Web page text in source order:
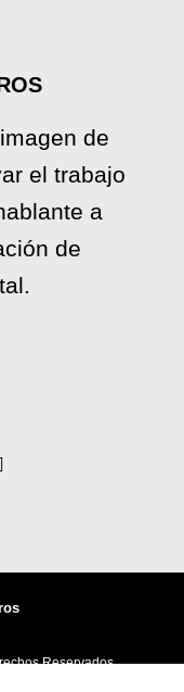
de
el trabajo
a
de
Reservados